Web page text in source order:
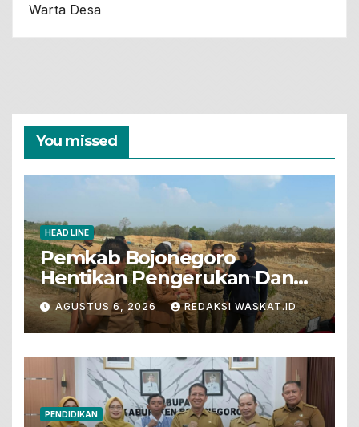
Warta Desa
You missed
HEAD LINE
Pemkab Bojonegoro
Hentikan Pengerukan Dan
Penjualan Tanah Dari Lahan
Pertanian
AGUSTUS 6, 2026 REDAKSI WASKAT.ID
PENDIDIKAN